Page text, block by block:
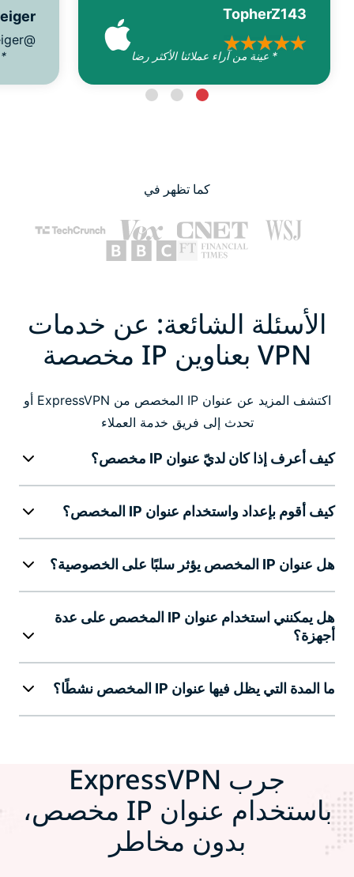
TopherZ143
* عينة من آراء عملائنا الأكثر رضا
@D_Geiger
*
كما تظهر في
الأسئلة الشائعة: عن خدمات
VPN بعناوين IP مخصصة
اكتشف المزيد عن عنوان IP المخصص من ExpressVPN أو
تحدث إلى فريق خدمة العملاء
كيف أعرف إذا كان لديّ عنوان IP مخصص؟
كيف أقوم بإعداد واستخدام عنوان IP المخصص؟
هل عنوان IP المخصص يؤثر سلبًا على الخصوصية؟
هل يمكنني استخدام عنوان IP المخصص على عدة
أجهزة؟
ما المدة التي يظل فيها عنوان IP المخصص نشطًا؟
جرب ExpressVPN
باستخدام عنوان IP مخصص،
بدون مخاطر